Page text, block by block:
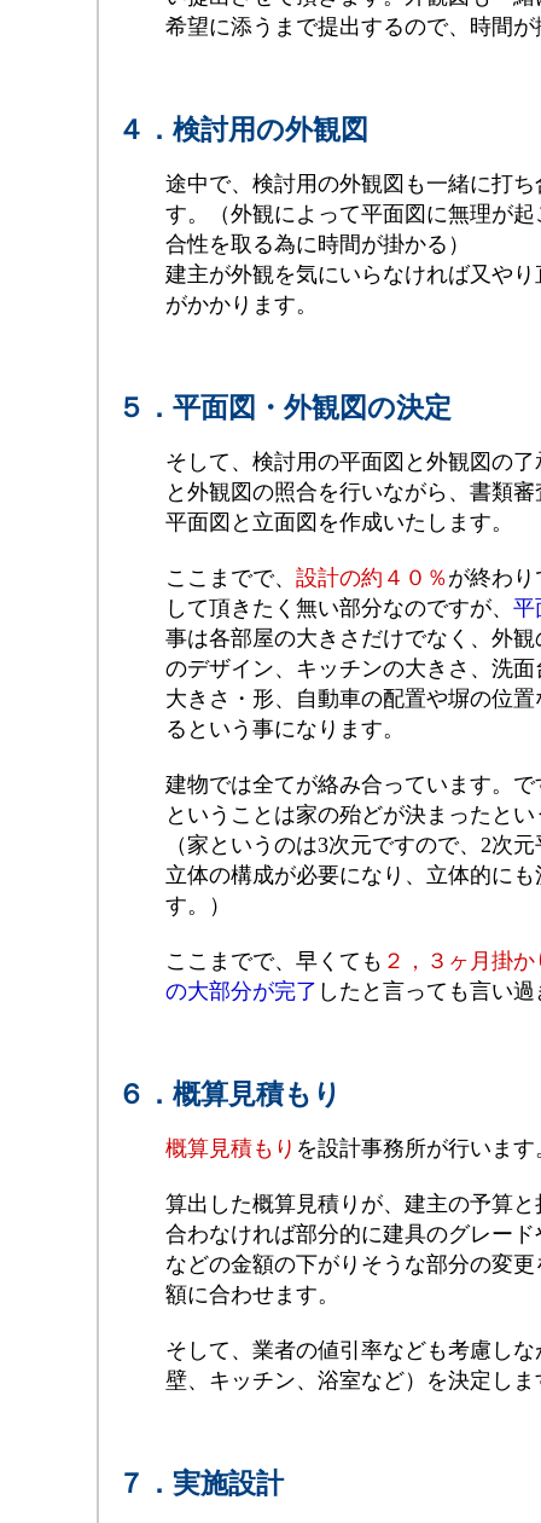
希望に添うまで提出するので、時間が
４．検討用の外観図
途中で、検討用の外観図 も一緒に打
す。（外観によって平面図に無理が
合性を取る為に時間が掛かる）
建主が外観を気にいらなければ又や
がかかります。
５．平面図・外観図の決定
そして、検討用の平面図と外観図の
と外観図の照合を行いながら、書類
平面図と立面図を作成いたします。
ここまでで、 設計の約４０％が終わ
して頂きたく無い部分なのですが、 平
事は各部屋の大きさだけでなく、外
のデザイン、キッチンの大きさ、洗
大きさ・形、自動車の配置や塀の位
るという事になります。
建物では全てが絡み合っています。
ということは家の殆どが決まったと
（家というのは3次元ですので、2次
立体の構成が必要になり、立体的に
す。）
ここまでで、早くても ２，３ヶ月掛
の大部分が完了 したと言っても言い
６．概算見積もり
概算見積もり を設計事務所が行います
算出した概算見積りが、建主の予算
合わなければ部分的に建具のグレー
などの金額の下がりそうな部分の変
額に合わせます。
そして、業者の値引率なども考慮し
壁、キッチン、浴室など）を決定しま
７．実施設計